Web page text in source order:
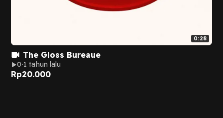
0:28
The Gloss Bureaue
0 1 tahun lalu
Rp20.000